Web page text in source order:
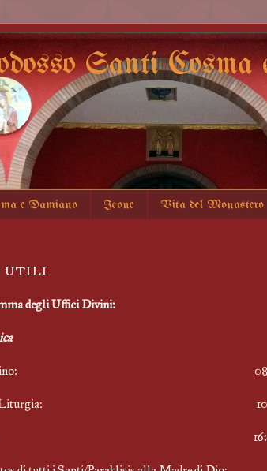
Santi Cosma
e Damiano Icone Vita del Monastero
utili
degli Uffici Divini:
Liturgia: